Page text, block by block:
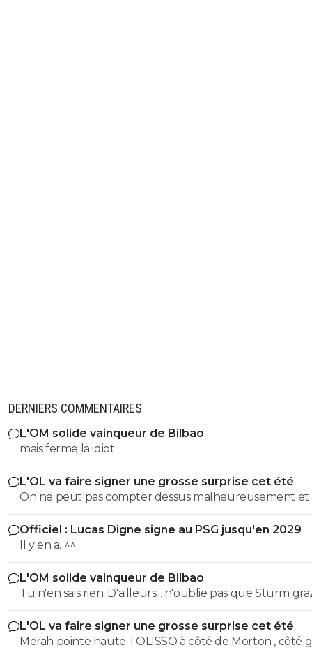
DERNIERS COMMENTAIRES
L'OM solide vainqueur de Bilbao
mais ferme la idiot
L'OL va faire signer une grosse surprise cet été
On ne peut pas compter dessus malheureusement et
son prêt ça a permis de prendre le latéral droit suisse.
Officiel : Lucas Digne signe au PSG jusqu'en 2029
Il y en a. ^^
L'OM solide vainqueur de Bilbao
Tu n'en sais rien. D'ailleurs... n'oublie pas que Sturm graz...
peut tout à fair renverser la vapeur et éliminer le
L'OL va faire signer une grosse surprise cet été
Merah pointe haute TOLISSO à côté de Morton , côté